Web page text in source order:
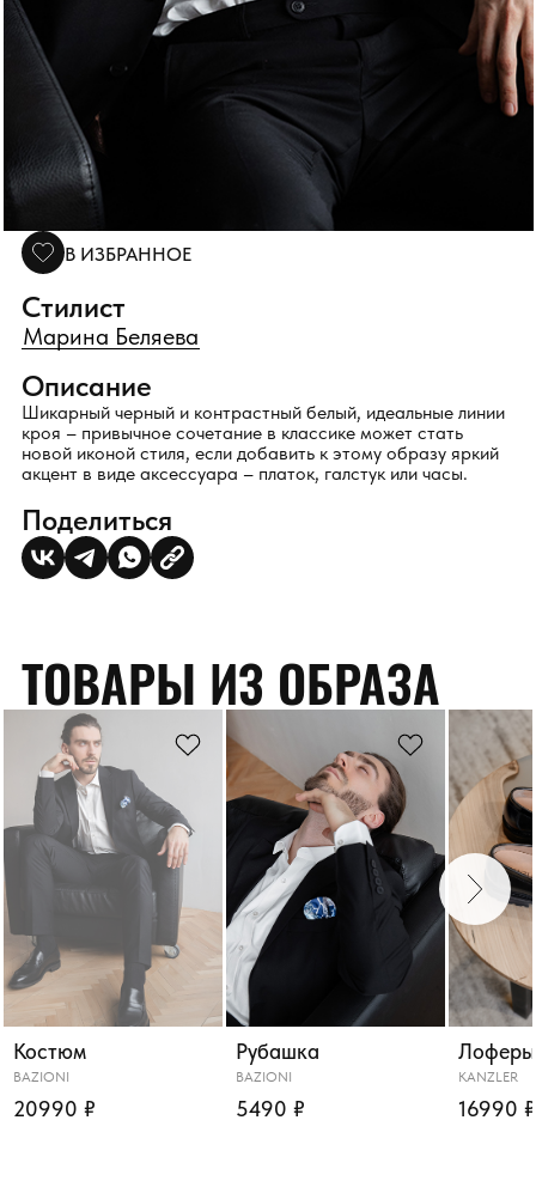
Описание
Шикарный черный и контрастный белый, идеальные линии
кроя – привычное сочетание в классике может стать
новой иконой стиля, если добавить к этому образу яркий
акцент в виде аксессуара – платок, галстук или часы.
Стилист
Марина Беляева
В ИЗБРАННОЕ
Поделиться
ТОВАРЫ ИЗ ОБРАЗА
Костюм
BAZIONI
20990 ₽
Рубашка
BAZIONI
5490 ₽
Лоферы
KANZLER
16990 ₽